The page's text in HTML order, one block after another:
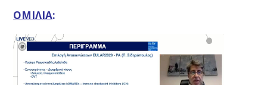
ΟΜΙΛΙΑ: